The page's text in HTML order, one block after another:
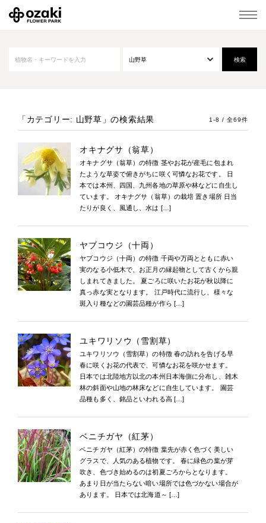
「カテゴリー: 山野草」の検索結果 1-8 / 全69件
オキナグサ（翁草）
オキナグサ（翁草）の特徴 茎やお花が産毛に包まれ
たような草姿で俯きがちに咲く可憐なお花です。 日
本では本州、四国、九州各地の草原や林などに自生し
ています。 オキナグサ（翁草）の栽培 置き場所 日当
たりが良く、風通し、水は […]
ヤブコウジ（十両）
ヤブコウジ（十両）の特徴 千両や万両とともに赤い
実のなる小低木で、お正月の縁起物として古くから親
しまれてきました。 夏ごろに咲いたお花が秋以降に
真っ赤な実となります。 江戸時代に流行し、様々な
斑入り種などの園芸品種が作ら […]
ユキワリソウ（雪割草）
ユキワリソウ（雪割草）の特徴 春の訪れを告げる早
春に咲くお花の代表で、可憐なお花を咲かせます。
日本では北陸地方以北の本州日本海側に分布し、雑木
林の斜面や山地の林床などに自生しています。 園芸
品種も多く、銘品といわれる高 […]
ベニチガヤ（紅茅）
ベニチガヤ（紅茅）の特徴 葉先が赤く色づく美しい
グラスで、人気のある植物です。 春に緑色の葉が芽
吹き、色づき始めるのは初夏ごろからとなります。
あまり日が当たらない暗い場所では色づかない場合が
あります。 日本では北海道～ […]